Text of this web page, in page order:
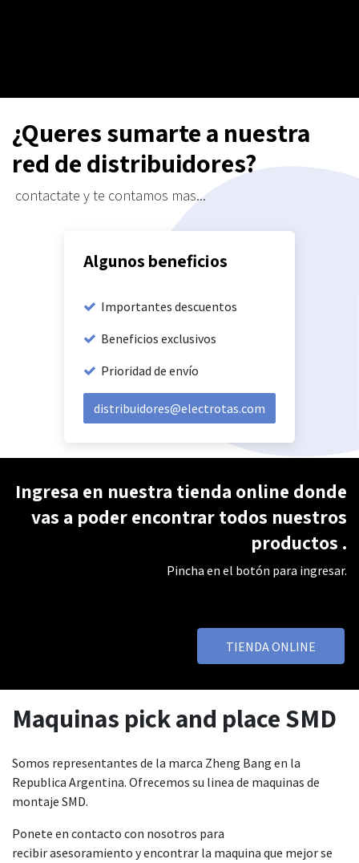
¿Queres sumarte a nuestra
red de distribuidores?
contactate y te contamos mas...
Algunos beneficios
Importantes descuentos
Beneficios exclusivos
Prioridad de envío
distribuidores@electrotas.com
Ingresa en nuestra tienda online donde
vas a poder encontrar todos nuestros
productos .
Pincha en el botón para ingresar.
TIENDA ONLINE
Maquinas pick and place SMD
Somos representantes de la marca Zheng Bang en la
Republica Argentina. Ofrecemos su linea de maquinas de
montaje SMD.
Ponete en contacto con nosotros para
recibir asesoramiento y encontrar la maquina que mejor se